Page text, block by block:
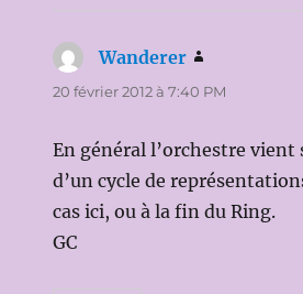
Wanderer
20 février 2012 à 7:40 PM
En général l’orchestre vient
d’un cycle de
cas ici, ou à la fin du Ring.
GC